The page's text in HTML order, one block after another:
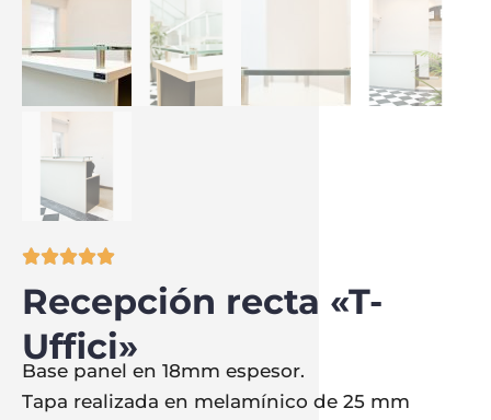

Recepción recta «T-
Uffici»
Base panel en 18mm espesor.
Tapa realizada en melamínico de 25 mm